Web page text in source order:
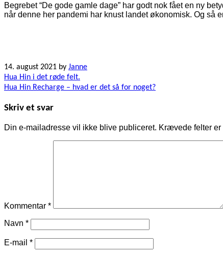
Begrebet “De gode gamle dage” har godt nok fået en ny
når denne her pandemi har knust landet økonomisk. Og så
14. august 2021 by Janne
Indlægsnavigation
Hua Hin i det røde felt.
Hua Hin Recharge – hvad er det så for noget?
Skriv et svar
Din e-mailadresse vil ikke blive publiceret. Krævede felter er
Kommentar *
Navn *
E-mail *